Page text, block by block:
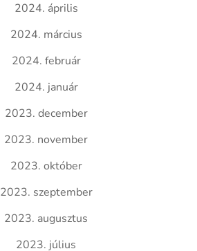
2024. április
2024. március
2024. február
2024. január
2023. december
2023. november
2023. október
2023. szeptember
2023. augusztus
2023. július